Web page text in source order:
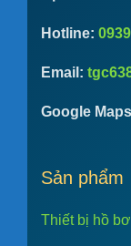
Hotline:
Email:
Google
Sản phẩm
Thiết bị hồ